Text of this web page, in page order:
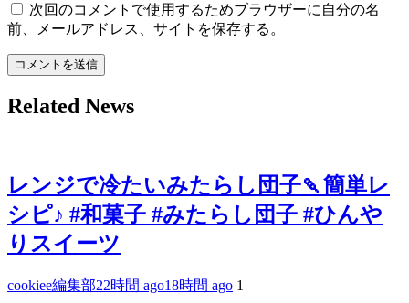
次回のコメントで使用するためブラウザーに自分の名
前、メールアドレス、サイトを保存する。
Related News
レンジで冷たいみたらし団子🍡簡単レ
シピ♪ #和菓子 #みたらし団子 #ひんや
りスイーツ
cookiee編集部22時間 ago18時間 ago 1